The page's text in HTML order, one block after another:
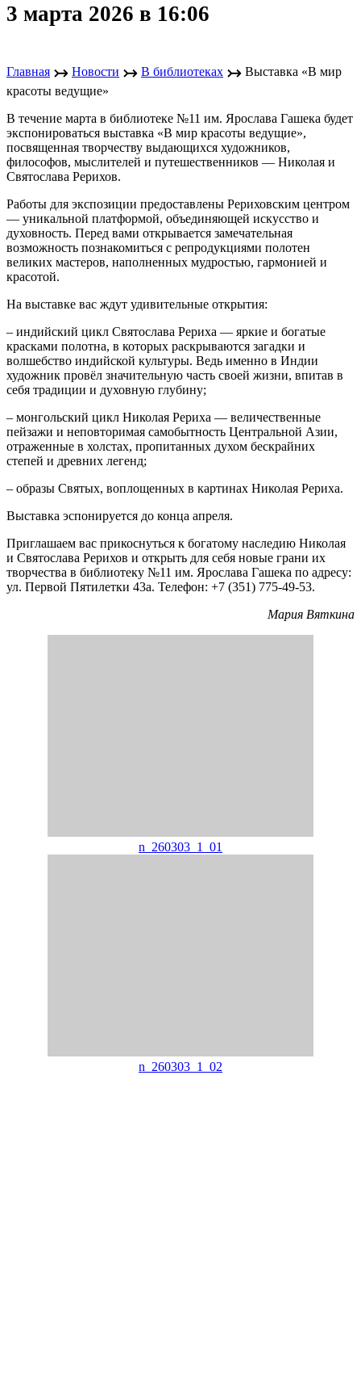
3 марта 2026 в 16:06
Главная ↣ Новости ↣ В библиотеках ↣ Выставка «В мир
красоты ведущие»
В течение марта в библиотеке №11 им. Ярослава Гашека будет
экспонироваться выставка «В мир красоты ведущие»,
посвященная творчеству выдающихся художников,
философов, мыслителей и путешественников — Николая и
Святослава Рерихов.
Работы для экспозиции предоставлены Рериховским центром
— уникальной платформой, объединяющей искусство и
духовность. Перед вами открывается замечательная
возможность познакомиться с репродукциями полотен
великих мастеров, наполненных мудростью, гармонией и
красотой.
На выставке вас ждут удивительные открытия:
– индийский цикл Святослава Рериха — яркие и богатые
красками полотна, в которых раскрываются загадки и
волшебство индийской культуры. Ведь именно в Индии
художник провёл значительную часть своей жизни, впитав в
себя традиции и духовную глубину;
– монгольский цикл Николая Рериха — величественные
пейзажи и неповторимая самобытность Центральной Азии,
отраженные в холстах, пропитанных духом бескрайних
степей и древних легенд;
– образы Святых, воплощенных в картинах Николая Рериха.
Выставка эспонируется до конца апреля.
Приглашаем вас прикоснуться к богатому наследию Николая
и Святослава Рерихов и открыть для себя новые грани их
творчества в библиотеку №11 им. Ярослава Гашека по адресу:
ул. Первой Пятилетки 43а. Телефон: +7 (351) 775-49-53.
Мария Вяткина
n_260303_1_01
n_260303_1_02